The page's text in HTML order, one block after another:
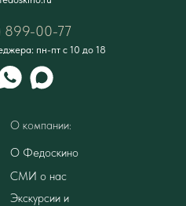
899-00-77
пн-пт с 10 до 18
О компании:
О Федоскино
Экскурсии и
СМИ о нас